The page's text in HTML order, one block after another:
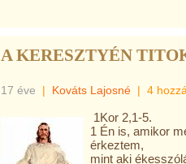
A KERESZTYÉN
17 éve | Kováts Lajosné | 4
1Kor 2,1-5.
1 Én is, amikor
érkeztem,
mint aki